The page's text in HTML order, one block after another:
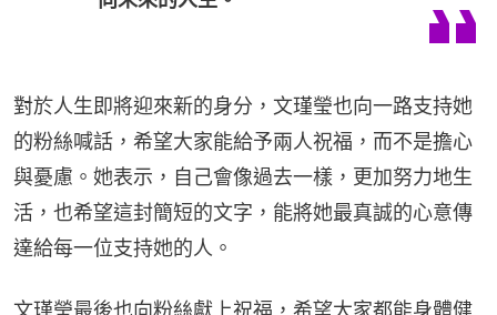
對於人生即將迎來新的身分，文瑾瑩也向一路支持她
的粉絲喊話，希望大家能給予兩人祝福，而不是擔心
與憂慮。她表示，自己會像過去一樣，更加努力地生
活，也希望這封簡短的文字，能將她最真誠的心意傳
達給每一位支持她的人。
文瑾瑩最後也向粉絲獻上祝福，希望大家都能身體健